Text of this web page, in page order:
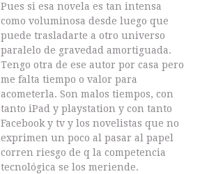
Pues si esa novela es tan intensa
como voluminosa desde luego que
puede trasladarte a otro universo
paralelo de gravedad amortiguada.
Tengo otra de ese autor por casa pero
me falta tiempo o valor para
acometerla. Son malos tiempos, con
tanto iPad y playstation y con tanto
Facebook y tv y los novelistas que no
exprimen un poco al pasar al papel
corren riesgo de q la competencia
tecnológica se los meriende.